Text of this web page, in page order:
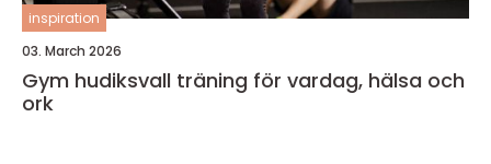
inspiration
03. March 2026
Gym hudiksvall träning för vardag, hälsa och
ork